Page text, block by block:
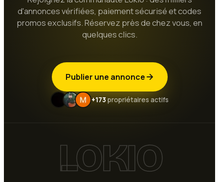
d'annonces vérifiées, paiement sécurisé et codes
promos exclusifs. Réservez près de chez vous, en
quelques clics.
Publier une annonce
+173 propriétaires actifs
LOKIO